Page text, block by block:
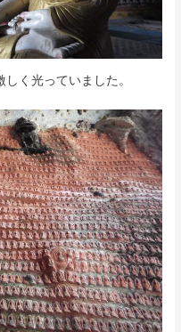
く光っていました。